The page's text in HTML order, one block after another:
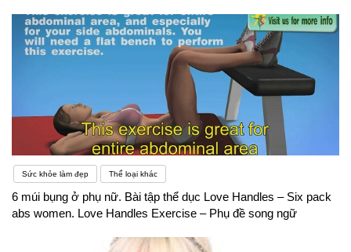
Sức khỏe làm đẹp Thể loại khác
6 múi bụng ở phụ nữ. Bài tập thể dục Love Handles – Six pack
abs women. Love Handles Exercise – Phụ đề song ngữ